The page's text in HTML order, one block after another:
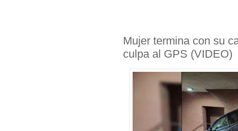
Mujer termina con su
culpa al GPS (VIDEO)